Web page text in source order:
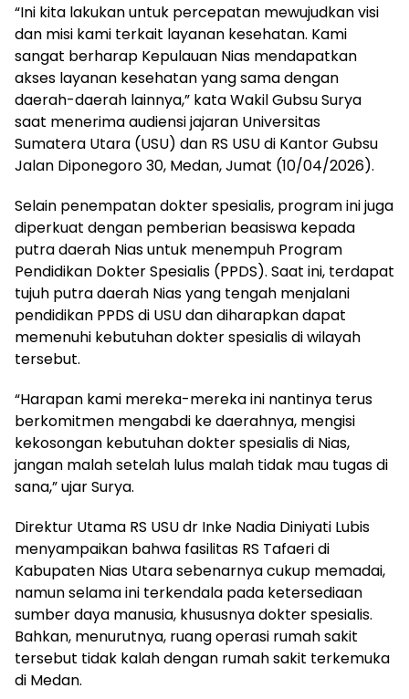
“Ini kita lakukan untuk percepatan mewujudkan visi
dan misi kami terkait layanan kesehatan. Kami
sangat berharap Kepulauan Nias mendapatkan
akses layanan kesehatan yang sama dengan
daerah-daerah lainnya,” kata Wakil Gubsu Surya
saat menerima audiensi jajaran Universitas
Sumatera Utara (USU) dan RS USU di Kantor Gubsu
Jalan Diponegoro 30, Medan, Jumat (10/04/2026).
Selain penempatan dokter spesialis, program ini juga
diperkuat dengan pemberian beasiswa kepada
putra daerah Nias untuk menempuh Program
Pendidikan Dokter Spesialis (PPDS). Saat ini, terdapat
tujuh putra daerah Nias yang tengah menjalani
pendidikan PPDS di USU dan diharapkan dapat
memenuhi kebutuhan dokter spesialis di wilayah
tersebut.
“Harapan kami mereka-mereka ini nantinya terus
berkomitmen mengabdi ke daerahnya, mengisi
kekosongan kebutuhan dokter spesialis di Nias,
jangan malah setelah lulus malah tidak mau tugas di
sana,” ujar Surya.
Direktur Utama RS USU dr Inke Nadia Diniyati Lubis
menyampaikan bahwa fasilitas RS Tafaeri di
Kabupaten Nias Utara sebenarnya cukup memadai,
namun selama ini terkendala pada ketersediaan
sumber daya manusia, khususnya dokter spesialis.
Bahkan, menurutnya, ruang operasi rumah sakit
tersebut tidak kalah dengan rumah sakit terkemuka
di Medan.